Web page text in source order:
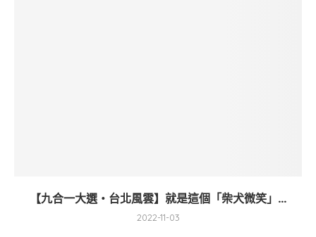
【九合一大選・台北風雲】就是這個「柴犬微笑」...
2022-11-03